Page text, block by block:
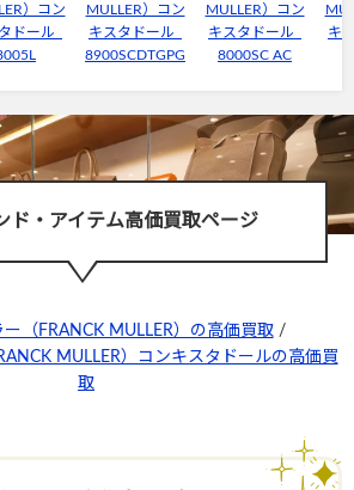
）コン
ドール
MULLER）コン
キスタドール
8900SCDTGPG
MULLER）コン
キスタドール
8000SC AC
キ
ド・アイテム高価買取ページ
（FRANCK MULLER）の高価買取 /
MULLER）コンキスタドールの高価買
取